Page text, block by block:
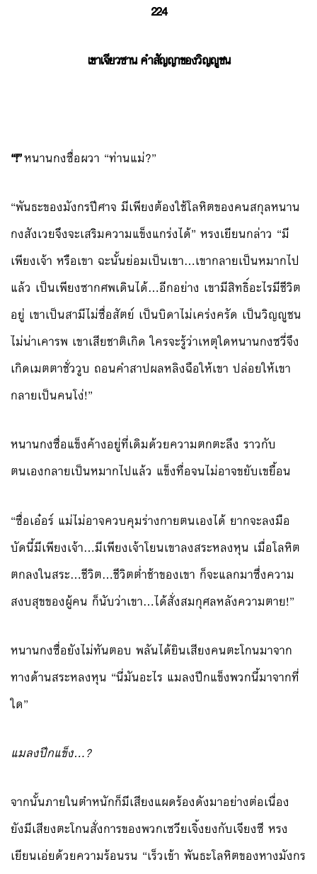
224
เขาเจียวซาน คำสัญญาของวิญญูชน
“!”หนานกงซื่อผวา “ท่านแม่?”
“พันธะของมังกรปีศาจ มีเพียงต้องใช้โลหิตของคนสกุลหนาน
กงสังเวยจึงจะเสริมความแข็งแกร่งได้” หรงเยียนกล่าว “มี
เพียงเจ้า หรือเขา ฉะนั้นย่อมเป็นเขา…เขากลายเป็นหมากไป
แล้ว เป็นเพียงซากศพเดินได้…อีกอย่าง เขามีสิทธิ์อะไรมีชีวิต
อยู่ เขาเป็นสามีไม่ซื่อสัตย์ เป็นบิดาไม่เคร่งครัด เป็นวิญญูชน
ไม่น่าเคารพ เขาเสียชาติเกิด ใครจะรู้ว่าเหตุใดหนานกงซวี่จึง
เกิดเมตตาชั่ววูบ ถอนคำสาปผลหลิงฉือให้เขา ปล่อยให้เขา
กลายเป็นคนโง่!”
หนานกงซื่อแข็งค้างอยู่ที่เดิมด้วยความตกตะลึง ราวกับ
ตนเองกลายเป็นหมากไปแล้ว แข็งทื่อจนไม่อาจขยับเขยื้อน
“ซื่อเอ๋อร์ แม่ไม่อาจควบคุมร่างกายตนเองได้ ยากจะลงมือ
บัดนี้มีเพียงเจ้า…มีเพียงเจ้าโยนเขาลงสระหลงหุน เมื่อโลหิต
ตกลงในสระ…ชีวิต…ชีวิตต่ำช้าของเขา ก็จะแลกมาซึ่งความ
สงบสุขของผู้คน ก็นับว่าเขา…ได้สั่งสมกุศลหลังความตาย!”
หนานกงซื่อยังไม่ทันตอบ พลันได้ยินเสียงคนตะโกนมาจาก
ทางด้านสระหลงหุน “นี่มันอะไร แมลงปีกแข็งพวกนี้มาจากที่
ใด”
แมลงปีกแข็ง…?
จากนั้นภายในตำหนักก็มีเสียงแผดร้องดังมาอย่างต่อเนื่อง
ยังมีเสียงตะโกนสั่งการของพวกเซวียเจิ้งยงกับเจียงซี หรง
เยียนเอ่ยด้วยความร้อนรน “เร็วเข้า พันธะโลหิตของหางมังกร